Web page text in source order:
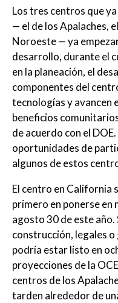
Los tres centros que
— el de los Apalaches,
Noroeste — ya
desarrollo, durante el
en la planeación, el
componentes del
tecnologías y avancen
beneficios
de acuerdo con el
oportunidades de
algunos de estos
El centro en California
primero en ponerse en
agosto 30 de este año.
construcción, legales
podría estar listo en
proyecciones de la
centros de los
tarden alrededor de